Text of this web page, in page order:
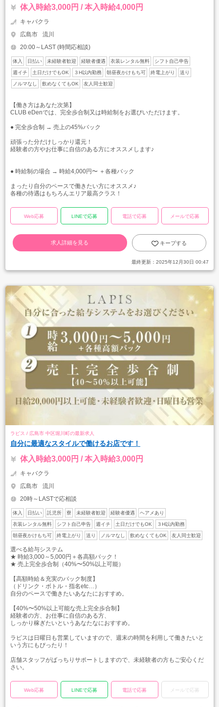
体入時給3,000円 / 本入時給4,000円
キャバクラ
広島市
流川
20:00～LAST (時間応相談)
体入 日払い 未経験者歓迎 経験者優遇 衣装レンタル無料 シフト自己申告
週イチ 土日だけでもOK ３H以内勤務 朝昼夜かけもち可 終電上がり 送り
ノルマなし 飲めなくてもOK 友人同士歓迎
【働き方はあなた次第】
CLUB eDenでは、完全歩合制又は時給制をお選びいただけます。
● 完全歩合制 → 売上の45%バック
頑張った分だけしっかり還元！
経験者の方やお仕事に自信のある方にオススメします♪
● 時給制の場合 → 時給4,000円〜 ＋各種バック
まったり自分のペースで働きたい方にオススメ♪
各種の待遇はもちろんエリア最高クラス！
Web応募 LINEで応募 電話で応募 メールで応募
求人詳細を見る キープする
最終更新： 2025年12月30日 00:47
ラピス / 広島市 中区堀川町の最新求人
自分に最適なスタイルで働けるお店です！
体入時給3,000円 / 本入時給3,000円
キャバクラ
広島市
流川
20時～LASTで応相談
体入 日払い 託児所 寮 未経験者歓迎 経験者優遇 ヘアメあり
衣装レンタル無料 シフト自己申告 週イチ 土日だけでもOK ３H以内勤務
朝昼夜かけもち可 終電上がり 送り ノルマなし 飲めなくてもOK 友人同士歓迎
選べる給与システム
★ 時給3,000～5,000円＋各高額バック！
★ 売上完全歩合制（40%〜50%以上可能）
【高額時給＆充実のバック制度】
（ドリンク・ボトル・指名etc…）
自分のペースで働きたいあなたにおすすめ。
【40%〜50%以上可能な売上完全歩合制】
経験者の方、お仕事に自信のある方、
しっかり稼ぎたいというあなたなにおすすめ。
ラピスは日曜日も営業していますので、週末の時間を利用して働きたいと
いう方にもぴったり！
店舗スタッフがばっちりサポートしますので、未経験者の方もご安心くだ
さい。
Web応募 LINEで応募 電話で応募 メールで応募